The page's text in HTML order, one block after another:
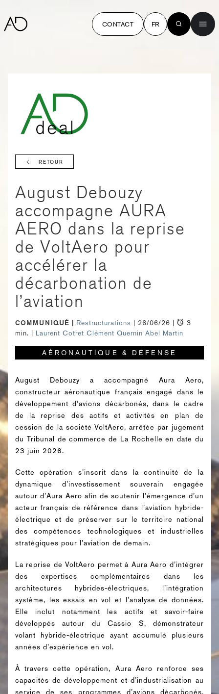
CONTACT FR
RETOUR
August Debouzy
accompagne AURA
AERO dans la reprise
de VoltAero pour
accélérer la
décarbonation de
l’aviation
COMMUNIQUÉ Restructurations | 26/06/26 |
3
min. | Laurent Cotret Clément Quernin Abel Martin
AÉRONAUTIQUE & DÉFENSE
August Debouzy a accompagné Aura Aero,
constructeur aéronautique français engagé dans le
développement d’avions décarbonés, dans le cadre
de la reprise des actifs et activités en plan de
cession de la société VoltAero, arrêtée par jugement
du Tribunal de commerce de La Rochelle en date du
23 juin 2026.
Cette opération s’inscrit dans la continuité de la
dynamique d’investissement souverain engagée
autour d’Aura Aero afin de soutenir l’émergence d’un
acteur français de référence dans l’aviation hybride-
électrique et de préserver sur le territoire national
des compétences technologiques et industrielles
stratégiques pour l’aviation de demain.
La reprise de VoltAero permet à Aura Aero d’intégrer
des expertises complémentaires dans les
architectures hybrides-électriques, l’intégration
système, les essais en vol et l’analyse de données.
Elle inclut notamment les actifs et savoir-faire
développés autour du Cassio S, démonstrateur
volant hybride-électrique ayant accumulé plusieurs
années d’expérience en vol.
À travers cette opération, Aura Aero renforce ses
capacités de développement et d’industrialisation au
service de ses programmes d’avions décarbonés,